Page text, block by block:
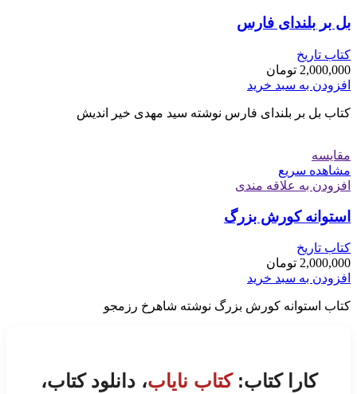
بل بر بلندای فارس
کتاب تاریخ
2,000,000 تومان
افزودن به سبد خرید
کتاب بل بر بلندای فارس نوشته سید مهدی خیر اندیش
مقایسه
مشاهده سریع
افزودن به علاقه مندی
استوانه کورش بزرگ
کتاب تاریخ
2,000,000 تومان
افزودن به سبد خرید
کتاب استوانه کورش بزرگ نوشته شاهرخ رزمجو
کارا کتاب:کتاب نایاب، دانلود کتاب،